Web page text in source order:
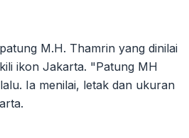
M.H. Thamrin yang dinilai
ikon Jakarta. "Patung MH
Ia menilai, letak dan ukuran